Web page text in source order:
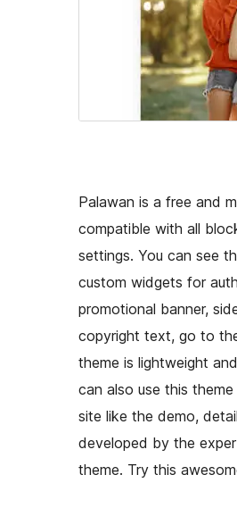
Palawan is a free and
compatible with all
settings. You can see
custom widgets for
promotional banner,
copyright text, go to
theme is lightweight
can also use this
site like the demo,
developed by the
theme. Try this